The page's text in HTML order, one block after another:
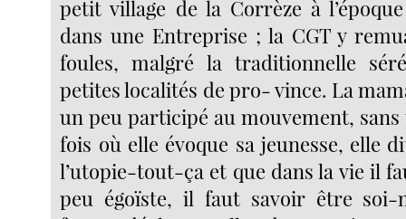
petit village de la Corrèze à
dans une Entreprise ; la CGT y
foules, malgré la traditionnelle
petites localités de pro- vince. La
un peu participé au mouvement,
fois où elle évoque sa jeunesse, elle
l’utopie-tout-ça et que dans la vie il
peu égoïste, il faut savoir être soi-